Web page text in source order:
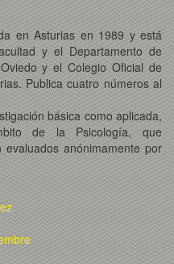
en Asturias en 1989 y está
y el Departamento de
y el Colegio Oficial de
Publica cuatro números al
básica como aplicada,
de la Psicología, que
anónimamente por